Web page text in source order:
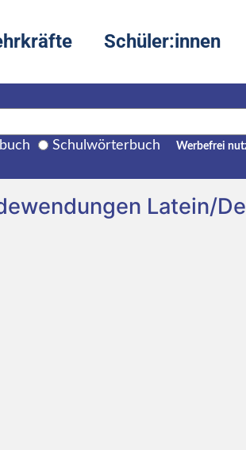
Schüler:innen
Schulwörterbuch Werbefrei
Latein/